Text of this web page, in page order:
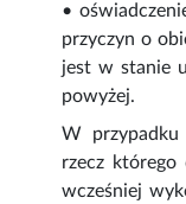
•
przyczyn o
jest w stanie
powyżej.
W przypadku
rzecz którego
wcześniej